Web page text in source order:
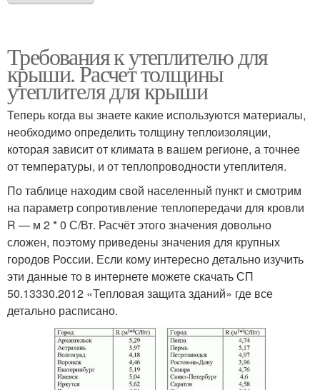
Требования к утеплителю для
крыши. Расчет толщины
утеплителя для крыши
Теперь когда вы знаете какие используются материалы,
необходимо определить толщину теплоизоляции,
которая зависит от климата в вашем регионе, а точнее
от температуры, и от теплопроводности утеплителя.
По таблице находим свой населенный пункт и смотрим
на параметр сопротивление теплопередачи для кровли
R — м 2 * 0 С/Вт. Расчёт этого значения довольно
сложен, поэтому приведены значения для крупных
городов России. Если кому интересно детально изучить
эти данные то в интернете можете скачать СП
50.13330.2012 «Тепловая защита зданий» где все
детально расписано.